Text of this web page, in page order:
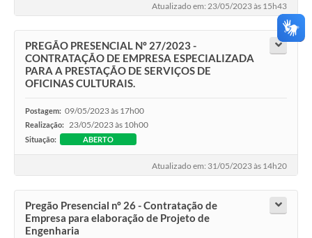
Atualizado em: 23/05/2023 às 15h43
PREGÃO PRESENCIAL Nº 27/2023 -
CONTRATAÇÃO DE EMPRESA ESPECIALIZADA
PARA A PRESTAÇÃO DE SERVIÇOS DE
OFICINAS CULTURAIS.
Postagem: 09/05/2023 às 17h00
Realização: 23/05/2023 às 10h00
Situação: ABERTO
Atualizado em: 31/05/2023 às 14h20
Pregão Presencial nº 26 - Contratação de
Empresa para elaboração de Projeto de
Engenharia